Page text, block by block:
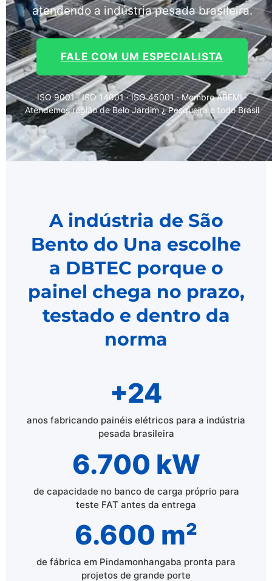
atendendo a indústria pesada brasileira.
FALE COM UM ESPECIALISTA
ISO 9001 · ISO 14001 · ISO 45001 · Membro ABEMI ·
Atendemos região de Belo Jardim ¿ Pesqueira e todo Brasil
A indústria de São
Bento do Una escolhe
a DBTEC porque o
painel chega no prazo,
testado e dentro da
norma
+24
anos fabricando painéis elétricos para a indústria
pesada brasileira
6.700 kW
de capacidade no banco de carga próprio para
teste FAT antes da entrega
6.600 m²
de fábrica em Pindamonhangaba pronta para
projetos de grande porte